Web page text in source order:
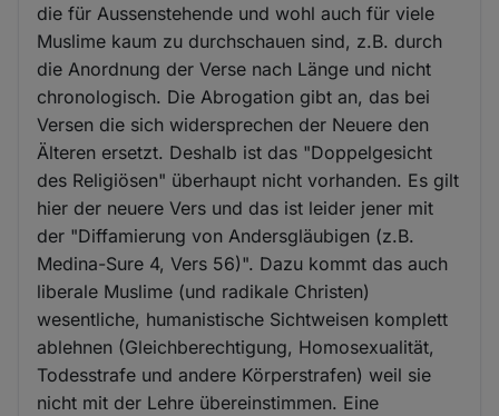
die für Aussenstehende und wohl auch für viele
Muslime kaum zu durchschauen sind, z.B. durch
die Anordnung der Verse nach Länge und nicht
chronologisch. Die Abrogation gibt an, das bei
Versen die sich widersprechen der Neuere den
Älteren ersetzt. Deshalb ist das "Doppelgesicht
des Religiösen" überhaupt nicht vorhanden. Es gilt
hier der neuere Vers und das ist leider jener mit
der "Diffamierung von Andersgläubigen (z.B.
Medina-Sure 4, Vers 56)". Dazu kommt das auch
liberale Muslime (und radikale Christen)
wesentliche, humanistische Sichtweisen komplett
ablehnen (Gleichberechtigung, Homosexualität,
Todesstrafe und andere Körperstrafen) weil sie
nicht mit der Lehre übereinstimmen. Eine